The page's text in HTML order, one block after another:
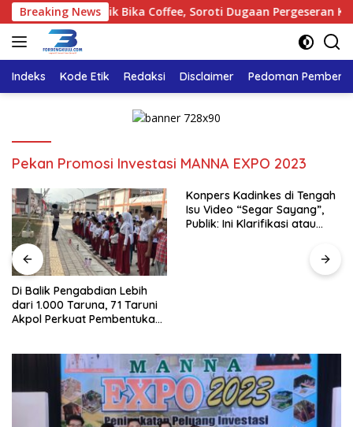
Langsung
ke
konten
Breaking News
Tinjau Polemik Bika Coffee, Soroti Dugaan Pergeseran Konsep
Indeks Kode Etik Redaksi Disclaimer Pedoman
Pekan Promosi Investasi MANNA EXPO 2023
Di Balik Pengabdian Lebih
dari 1.000 Taruna, 71 Taruni
Akpol Perkuat Pembentukan
Konpers Kadinkes di Tengah
Isu Video “Segar Sayang”,
Publik: Ini Klarifikasi atau